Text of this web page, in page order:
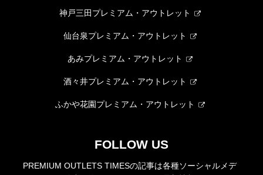
神戸三田プレミアム・アウトレット
仙台泉プレミアム・アウトレット
あみプレミアム・アウトレット
酒々井プレミアム・アウトレット
ふかや花園プレミアム・アウトレット
FOLLOW US
PREMIUM OUTLETS TIMESの記事は各種ソーシャルメデ